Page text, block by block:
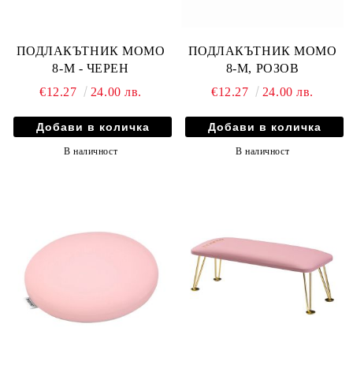
ПОДЛАКЪТНИК MOMO
8-M - ЧЕРЕН
€12.27
24.00 лв.
В наличност
ПОДЛАКЪТНИК MOMO
8-M, РОЗОВ
€12.27
24.00 лв.
В наличност